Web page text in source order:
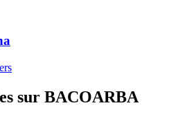
sur BACOARBA